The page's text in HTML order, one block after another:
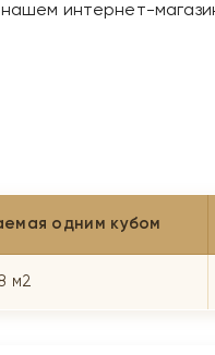
интернет-
одним кубом
м2